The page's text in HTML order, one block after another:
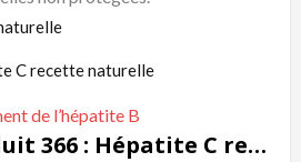
C recette naturelle
de l’hépatite B
Détail du produit 366 : Hépatite C recette naturelle